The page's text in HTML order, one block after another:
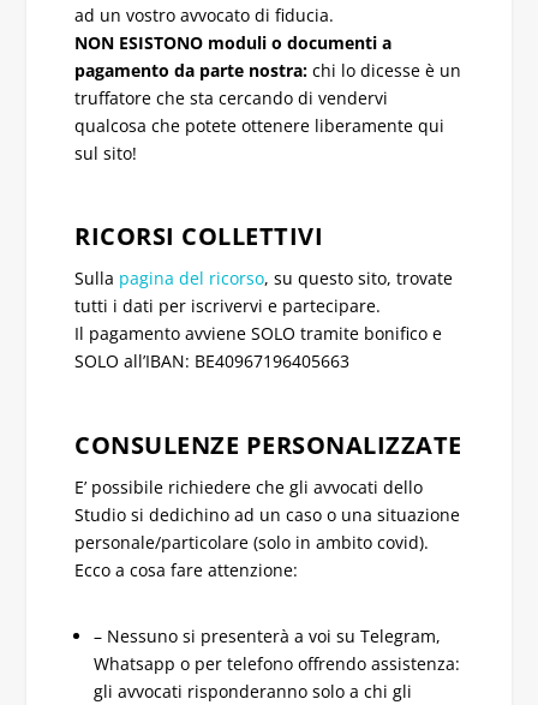
ad un vostro avvocato di fiducia.
NON ESISTONO moduli o documenti a
pagamento da parte nostra: chi lo dicesse è un
truffatore che sta cercando di vendervi
qualcosa che potete ottenere liberamente qui
sul sito!
RICORSI COLLETTIVI
Sulla pagina del ricorso, su questo sito, trovate
tutti i dati per iscrivervi e partecipare.
Il pagamento avviene SOLO tramite bonifico e
SOLO all’IBAN: BE40967196405663
CONSULENZE PERSONALIZZATE
E’ possibile richiedere che gli avvocati dello
Studio si dedichino ad un caso o una situazione
personale/particolare (solo in ambito covid).
Ecco a cosa fare attenzione:
– Nessuno si presenterà a voi su Telegram,
Whatsapp o per telefono offrendo assistenza:
gli avvocati risponderanno solo a chi gli